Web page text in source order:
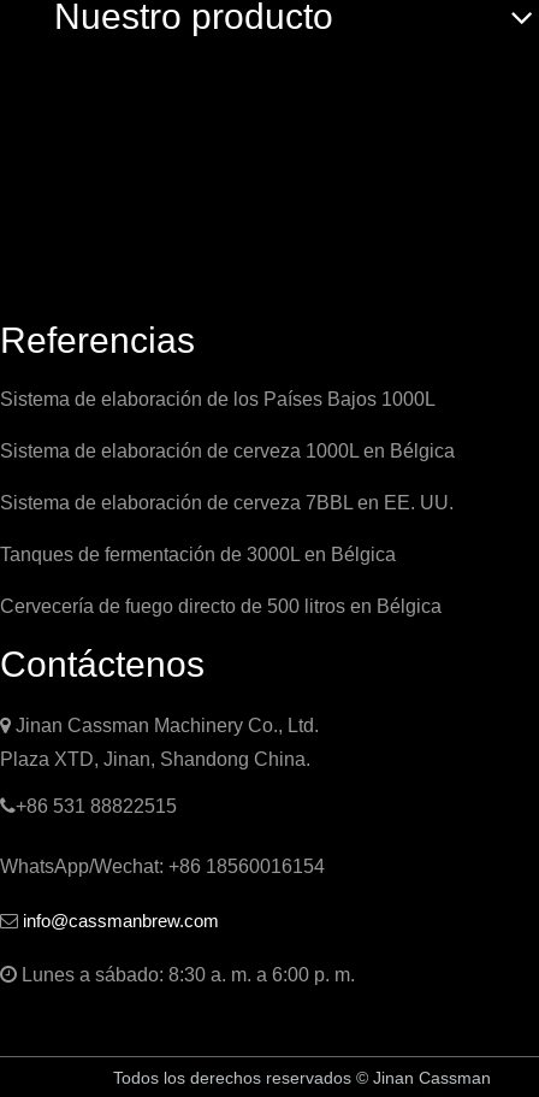
Nuestro producto
Referencias
Sistema de elaboración de los Países Bajos 1000L
Sistema de elaboración de cerveza 1000L en Bélgica
Sistema de elaboración de cerveza 7BBL en EE. UU.
Tanques de fermentación de 3000L en Bélgica
Cervecería de fuego directo de 500 litros en Bélgica
Contáctenos
 Jinan Cassman Machinery Co., Ltd.
Plaza XTD, Jinan, Shandong China.
+86 531 88822515
WhatsApp/Wechat: +86 18560016154
 info@cassmanbrew.com
 Lunes a sábado: 8:30 a. m. a 6:00 p. m.
Todos los derechos reservados © Jinan Cassman